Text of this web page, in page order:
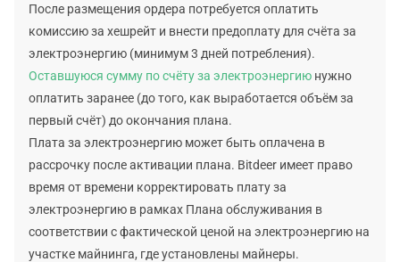
После размещения ордера потребуется оплатить
комиссию за хешрейт и внести предоплату для счёта за
электроэнергию (минимум 3 дней потребления).
Оставшуюся сумму по счёту за электроэнергию нужно
оплатить заранее (до того, как выработается объём за
первый счёт) до окончания плана.
Плата за электроэнергию может быть оплачена в
рассрочку после активации плана. Bitdeer имеет право
время от времени корректировать плату за
электроэнергию в рамках Плана обслуживания в
соответствии с фактической ценой на электроэнергию на
участке майнинга, где установлены майнеры.